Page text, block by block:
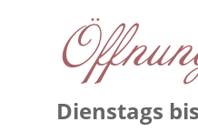
Dienstags